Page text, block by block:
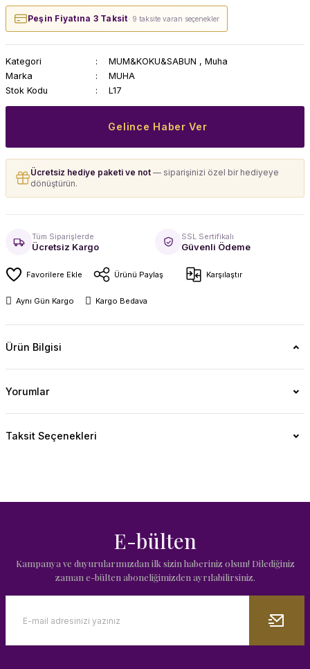
Peşin Fiyatına 3 Taksit· 9 taksite varan seçenekler
Kategori MUM&KOKU&SABUN , Muha
Marka
MUHA
Stok Kodu
L17
Gelince Haber Ver
Ücretsiz hediye paketi ve not — siparişinizi özel bir hediyeye
dönüştürün.
Tüm Siparişlerde
Ücretsiz Kargo
SSL Sertifikalı
Güvenli Ödeme
Ürünü Paylaş Karşılaştır
Aynı Gün Kargo Kargo Bedava
Ürün Bilgisi
Yorumlar
Taksit Seçenekleri
E-bülten
Kampanya ve duyurularımızdan ilk sizin haberiniz olsun! Dilediğiniz
zaman e-bülten aboneliğimizden ayrılabilirsiniz.